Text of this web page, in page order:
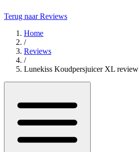
Terug naar Reviews
Home
/
Reviews
/
Lunekiss Koudpersjuicer XL review